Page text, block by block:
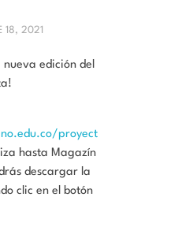
18, 2021
nueva edición del
proyect
hasta Magazín
descargar la
clic en el botón